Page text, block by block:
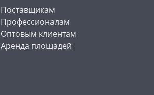
Поставщикам
Профессионалам
Оптовым клиентам
Аренда площадей